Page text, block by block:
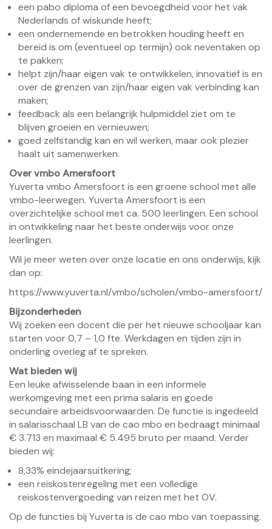
een pabo diploma of een bevoegdheid voor het vak
Nederlands of wiskunde heeft;
een ondernemende en betrokken houding heeft en
bereid is om (eventueel op termijn) ook neventaken op
te pakken;
helpt zijn/haar eigen vak te ontwikkelen, innovatief is en
over de grenzen van zijn/haar eigen vak verbinding kan
maken;
feedback als een belangrijk hulpmiddel ziet om te
blijven groeien en vernieuwen;
goed zelfstandig kan en wil werken, maar ook plezier
haalt uit samenwerken.
Over vmbo Amersfoort
Yuverta vmbo Amersfoort is een groene school met alle
vmbo-leerwegen. Yuverta Amersfoort is een
overzichtelijke school met ca. 500 leerlingen. Een school
in ontwikkeling naar het beste onderwijs voor onze
leerlingen.
Wil je meer weten over onze locatie en ons onderwijs, kijk
dan op:
https://www.yuverta.nl/vmbo/scholen/vmbo-amersfoort/
Bijzonderheden
Wij zoeken een docent die per het nieuwe schooljaar kan
starten voor 0,7 – 1,0 fte. Werkdagen en tijden zijn in
onderling overleg af te spreken.
Wat bieden wij
Een leuke afwisselende baan in een informele
werkomgeving met een prima salaris en goede
secundaire arbeidsvoorwaarden. De functie is ingedeeld
in salarisschaal LB van de cao mbo en bedraagt minimaal
€ 3.713 en maximaal € 5.495 bruto per maand. Verder
bieden wij:
8,33% eindejaarsuitkering;
een reiskostenregeling met een volledige
reiskostenvergoeding van reizen met het OV.
Op de functies bij Yuverta is de cao mbo van toepassing.